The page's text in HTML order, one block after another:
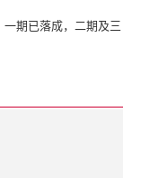
期已落成，二期及三